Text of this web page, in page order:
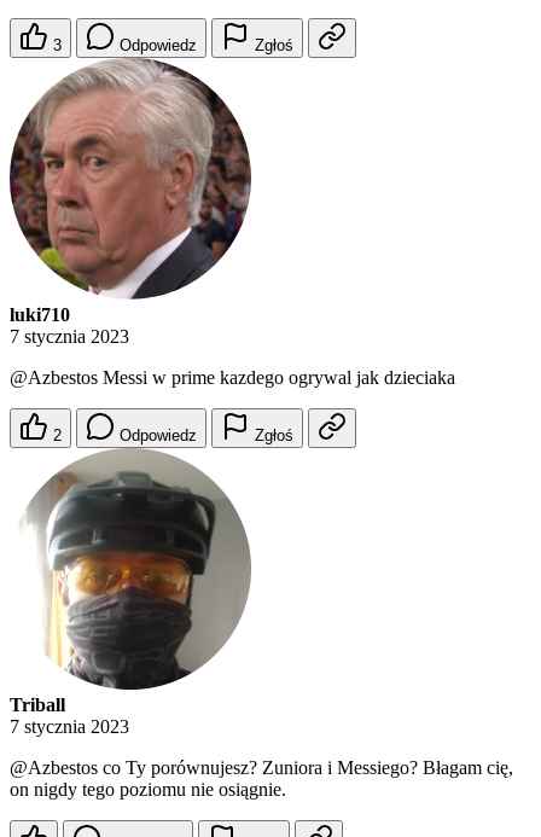
3 Odpowiedz Zgłoś
luki710
7 stycznia 2023
@Azbestos Messi w prime kazdego ogrywal jak dzieciaka
2 Odpowiedz Zgłoś
Triball
7 stycznia 2023
@Azbestos co Ty porównujesz? Zuniora i Messiego? Błagam cię,
on nigdy tego poziomu nie osiągnie.